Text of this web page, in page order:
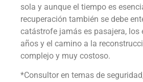
sola y aunque el tiempo es
recuperación también se debe
catástrofe jamás es pasajera, los
años y el camino a la
complejo y muy costoso.
*Consultor en temas de